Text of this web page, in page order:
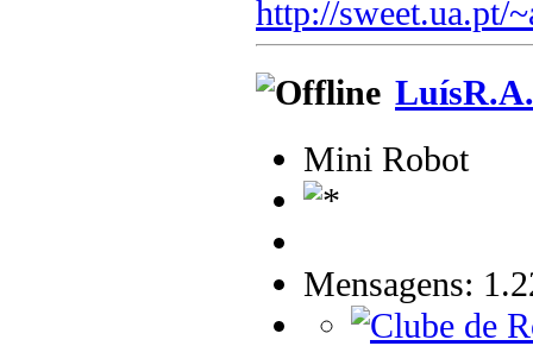
http://sweet.ua.pt/
LuísR.A.
Mini Robot
Mensagens: